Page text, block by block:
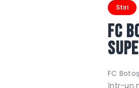
Stiri
FC
FC
într-un